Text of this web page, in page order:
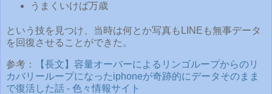
うまくいけば万歳
という技を見つけ、当時は何とか写真もLINEも無事データ
を回復させることができた。
参考：
【長文】容量オーバーによるリンゴループからのリ
カバリーループになったiphoneが奇跡的にデータそのまま
で復活した話 - 色々情報サイト